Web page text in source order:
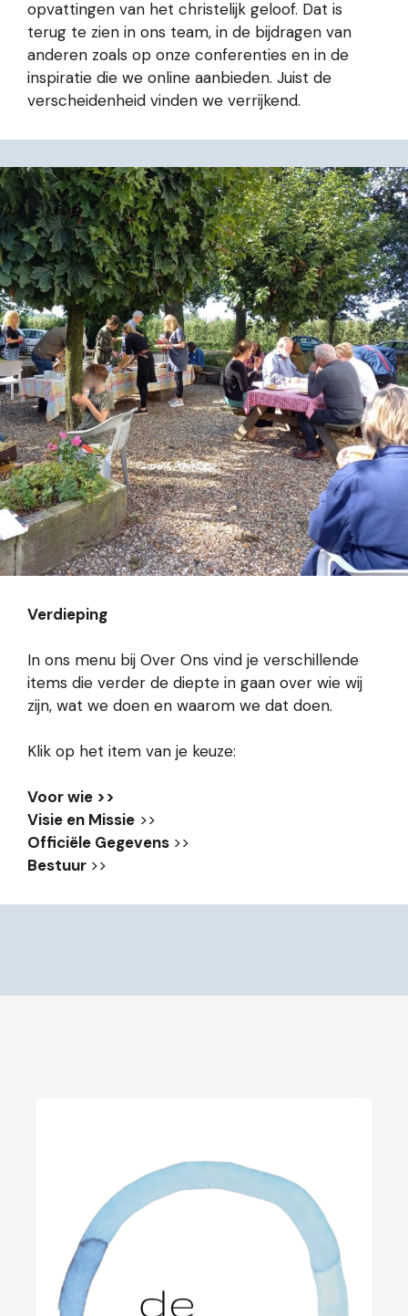
opvattingen van het christelijk geloof. Dat is
terug te zien in ons team, in de bijdragen van
anderen zoals op onze conferenties en in de
inspiratie die we online aanbieden. Juist de
verscheidenheid vinden we verrijkend.
Verdieping
In ons menu bij Over Ons vind je verschillende
items die verder de diepte in gaan over wie wij
zijn, wat we doen en waarom we dat doen.
Klik op het item van je keuze:
Voor wie >>
Visie en Missie >>
Officiële Gegevens >>
Bestuur >>